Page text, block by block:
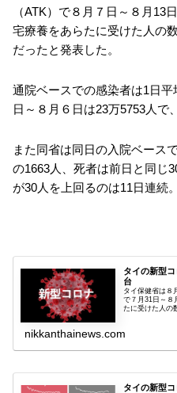
（ATK）で８月７日～８月13
宅療養をあらたに受けた人の
だったと発表した。
通院ベースでの感染者は1日
日～８月６日は23万5753人で
また同省は同日の入院ベース
の1663人、死者は前日と同じ
が30人を上回るのは11日連続。
タイの新型
台
タイ保健省は８
で７月31日～８
たに受けた人
nikkanthainews.com
タイの新型